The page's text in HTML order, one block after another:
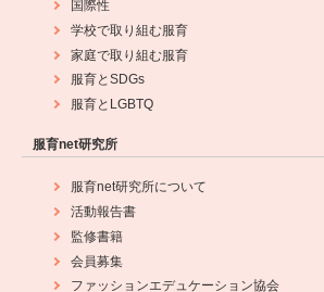
国際性
学校で取り組む服育
家庭で取り組む服育
服育とSDGs
服育とLGBTQ
服育net研究所
服育net研究所について
活動報告書
監修書籍
会員募集
ファッションエデュケーション協会